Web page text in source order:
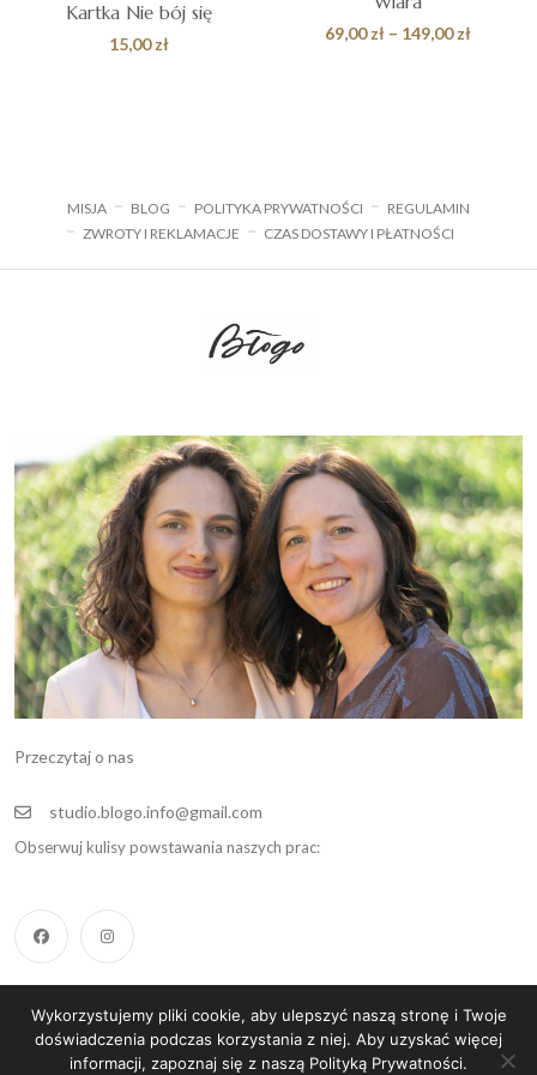
Kartka Nie bój się
15,00zł
69,00zł – 149,00złZakres
MISJA BLOG POLITYKA PRYWATNOŚCI
REGULAMIN
ZWROTY I REKLAMACJE
CZAS DOSTAWY I PŁATNOŚCI
Przeczytaj o nas
studio.blogo.info@gmail.com
Obserwuj kulisy powstawania naszych prac:
Copyright 2025, All Rights Reserved.
Wykorzystujemy pliki cookie, aby ulepszyć naszą stronę i Twoje
doświadczenia podczas korzystania z niej. Aby uzyskać więcej
informacji, zapoznaj się z naszą Polityką Prywatności.